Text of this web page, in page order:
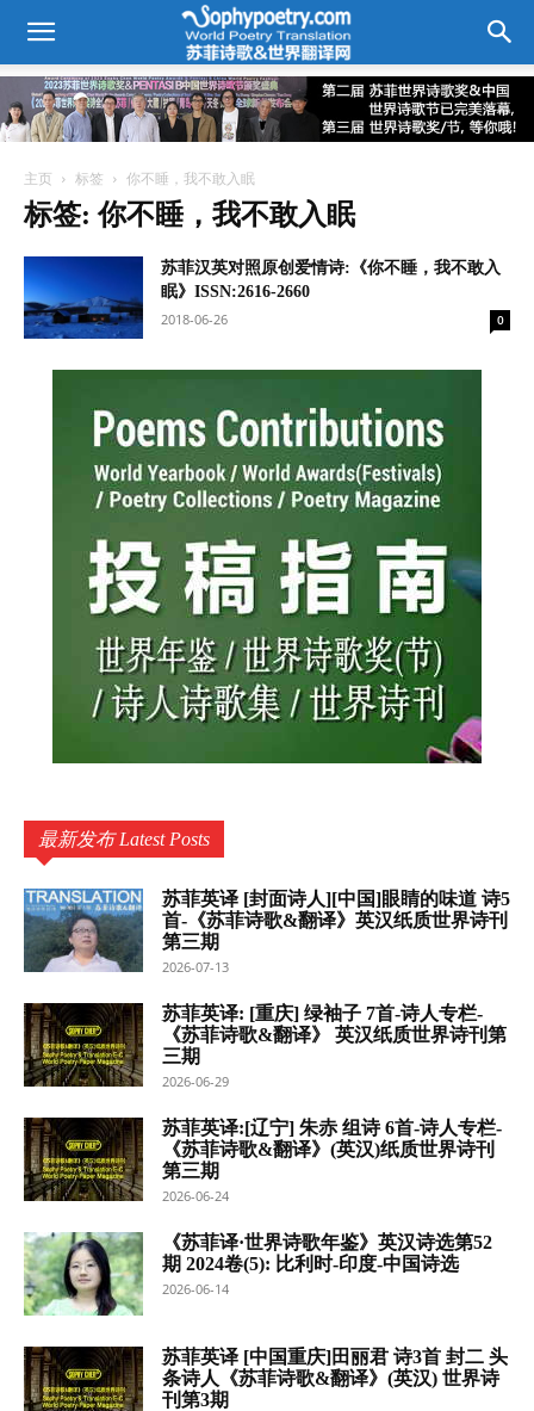
主页 标签 你不睡，我不敢入眠
标签: 你不睡，我不敢入眠
苏菲汉英对照原创爱情诗:《你不睡，我不敢入
眠》ISSN:2616-2660
2018-06-26
0
最新发布 Latest Posts
苏菲英译 [封面诗人][中国]眼睛的味道 诗5
首-《苏菲诗歌&翻译》英汉纸质世界诗刊
第三期
2026-07-13
苏菲英译: [重庆] 绿袖子 7首-诗人专栏-
《苏菲诗歌&翻译》 英汉纸质世界诗刊第
三期
2026-06-29
苏菲英译:[辽宁] 朱赤 组诗 6首-诗人专栏-
《苏菲诗歌&翻译》(英汉)纸质世界诗刊
第三期
2026-06-24
《苏菲译·世界诗歌年鉴》英汉诗选第52
期 2024卷(5): 比利时-印度-中国诗选
2026-06-14
苏菲英译 [中国重庆]田丽君 诗3首 封二 头
条诗人《苏菲诗歌&翻译》(英汉) 世界诗
刊第3期